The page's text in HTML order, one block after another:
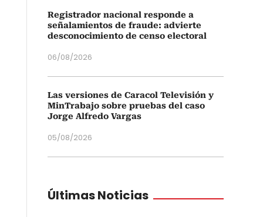
Registrador nacional responde a
señalamientos de fraude: advierte
desconocimiento de censo electoral
06/08/2026
Las versiones de Caracol Televisión y
MinTrabajo sobre pruebas del caso
Jorge Alfredo Vargas
05/08/2026
Últimas Noticias